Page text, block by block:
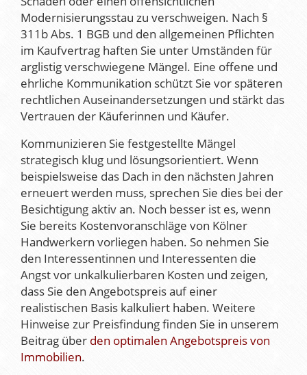
Modernisierungsstau zu verschweigen. Nach §
311b Abs. 1 BGB und den allgemeinen Pflichten
im Kaufvertrag haften Sie unter Umständen für
arglistig verschwiegene Mängel. Eine offene und
ehrliche Kommunikation schützt Sie vor späteren
rechtlichen Auseinandersetzungen und stärkt das
Vertrauen der Käuferinnen und Käufer.
Kommunizieren Sie festgestellte Mängel
strategisch klug und lösungsorientiert. Wenn
beispielsweise das Dach in den nächsten Jahren
erneuert werden muss, sprechen Sie dies bei der
Besichtigung aktiv an. Noch besser ist es, wenn
Sie bereits Kostenvoranschläge von Kölner
Handwerkern vorliegen haben. So nehmen Sie
den Interessentinnen und Interessenten die
Angst vor unkalkulierbaren Kosten und zeigen,
dass Sie den Angebotspreis auf einer
realistischen Basis kalkuliert haben. Weitere
Hinweise zur Preisfindung finden Sie in unserem
Beitrag über den optimalen Angebotspreis von
Immobilien.